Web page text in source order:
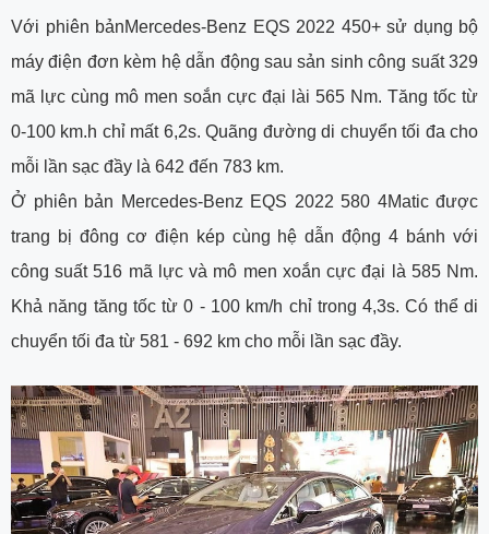
Với phiên bảnMercedes-Benz EQS 2022 450+ sử dụng bộ
máy điện đơn kèm hệ dẫn động sau sản sinh công suất 329
mã lực cùng mô men soắn cực đại lài 565 Nm. Tăng tốc từ
0-100 km.h chỉ mất 6,2s. Quãng đường di chuyển tối đa cho
mỗi lần sạc đầy là 642 đến 783 km.
Ở phiên bản Mercedes-Benz EQS 2022 580 4Matic được
trang bị đông cơ điện kép cùng hệ dẫn động 4 bánh với
công suất 516 mã lực và mô men xoắn cực đại là 585 Nm.
Khả năng tăng tốc từ 0 - 100 km/h chỉ trong 4,3s. Có thể di
chuyển tối đa từ 581 - 692 km cho mỗi lần sạc đầy.